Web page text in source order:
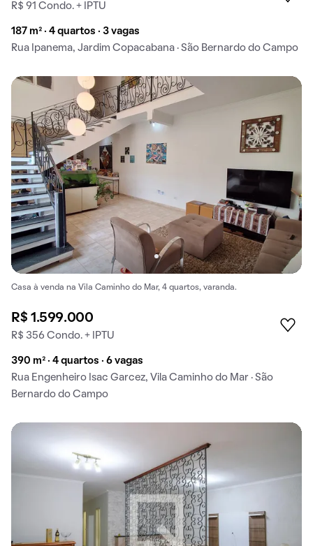
R$ 91 Condo. + IPTU
187 m² · 4 quartos · 3 vagas
Rua Ipanema, Jardim Copacabana · São Bernardo do Campo
Casa à venda na Vila Caminho do Mar, 4 quartos, varanda.
R$ 1.599.000
R$ 356 Condo. + IPTU
390 m² · 4 quartos · 6 vagas
Rua Engenheiro Isac Garcez, Vila Caminho do Mar · São
Bernardo do Campo